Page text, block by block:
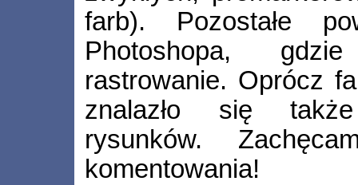
farb). Pozostałe
Photoshopa,
rastrowanie. Oprócz
znalazło się
rysunków.
komentowania!